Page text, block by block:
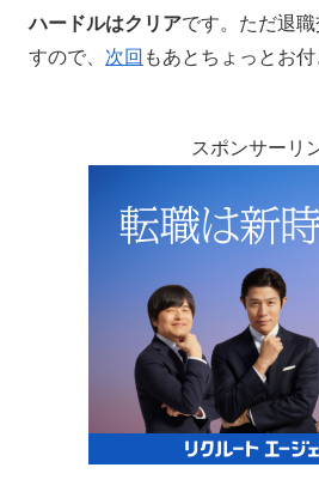
ハードルはクリアです。ただ退
すので、 次回 もあとちょっとお付
スポンサーリ